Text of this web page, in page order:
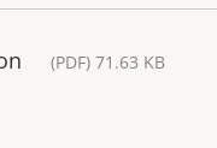
(PDF) 71.63 KB